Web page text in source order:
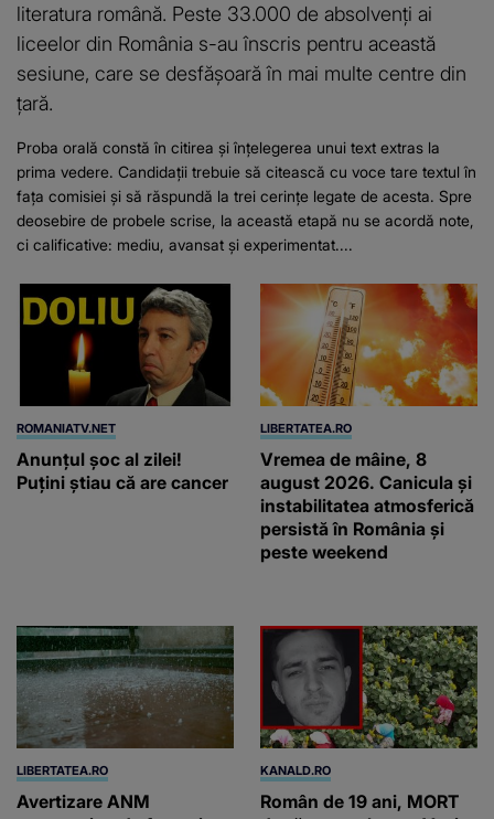
literatura română. Peste 33.000 de absolvenți ai
liceelor din România s-au înscris pentru această
sesiune, care se desfășoară în mai multe centre din
țară.
Proba orală constă în citirea și înțelegerea unui text extras la
prima vedere. Candidații trebuie să citească cu voce tare textul în
fața comisiei și să răspundă la trei cerințe legate de acesta. Spre
deosebire de probele scrise, la această etapă nu se acordă note,
ci calificative: mediu, avansat și experimentat....
ROMANIATV.NET
Anunţul şoc al zilei!
Puţini ştiau că are cancer
LIBERTATEA.RO
Vremea de mâine, 8
august 2026. Canicula și
instabilitatea atmosferică
persistă în România și
peste weekend
LIBERTATEA.RO
Avertizare ANM
KANALD.RO
Român de 19 ani, MORT